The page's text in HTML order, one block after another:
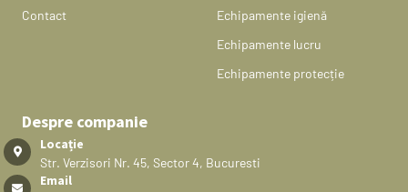
Contact
Echipamente igienă
Echipamente lucru
Echipamente protecție
Despre companie
Locație
Str. Verzisori Nr. 45, Sector 4, Bucuresti
Email